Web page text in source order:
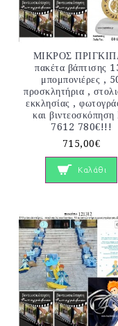
ΜΙΚΡΟΣ
πακέτα βάπτισης
μπομπονιέρες ,
προσκλητήρια ,
εκκλησίας ,
και
7612 780€!!!
715,00€
Καλάθι